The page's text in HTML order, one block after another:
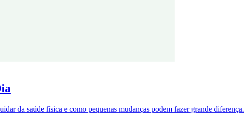
da saúde física e como pequenas mudanças podem fazer grande diferença.